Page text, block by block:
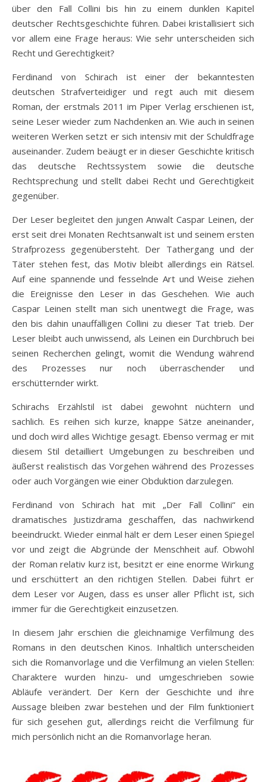
über den Fall Collini bis hin zu einem dunklen Kapitel
deutscher Rechtsgeschichte führen. Dabei kristallisiert sich
vor allem eine Frage heraus: Wie sehr unterscheiden sich
Recht und Gerechtigkeit?
Ferdinand von Schirach ist einer der bekanntesten
deutschen Strafverteidiger und regt auch mit diesem
Roman, der erstmals 2011 im Piper Verlag erschienen ist,
seine Leser wieder zum Nachdenken an. Wie auch in seinen
weiteren Werken setzt er sich intensiv mit der Schuldfrage
auseinander. Zudem beäugt er in dieser Geschichte kritisch
das deutsche Rechtssystem sowie die deutsche
Rechtsprechung und stellt dabei Recht und Gerechtigkeit
gegenüber.
Der Leser begleitet den jungen Anwalt Caspar Leinen, der
erst seit drei Monaten Rechtsanwalt ist und seinem ersten
Strafprozess gegenübersteht. Der Tathergang und der
Täter stehen fest, das Motiv bleibt allerdings ein Rätsel.
Auf eine spannende und fesselnde Art und Weise ziehen
die Ereignisse den Leser in das Geschehen. Wie auch
Caspar Leinen stellt man sich unentwegt die Frage, was
den bis dahin unauffälligen Collini zu dieser Tat trieb. Der
Leser bleibt auch unwissend, als Leinen ein Durchbruch bei
seinen Recherchen gelingt, womit die Wendung während
des Prozesses nur noch überraschender und
erschütternder wirkt.
Schirachs Erzählstil ist dabei gewohnt nüchtern und
sachlich. Es reihen sich kurze, knappe Sätze aneinander,
und doch wird alles Wichtige gesagt. Ebenso vermag er mit
diesem Stil detailliert Umgebungen zu beschreiben und
äußerst realistisch das Vorgehen während des Prozesses
oder auch Vorgängen wie einer Obduktion darzulegen.
Ferdinand von Schirach hat mit „Der Fall Collini“ ein
dramatisches Justizdrama geschaffen, das nachwirkend
beeindruckt. Wieder einmal hält er dem Leser einen Spiegel
vor und zeigt die Abgründe der Menschheit auf. Obwohl
der Roman relativ kurz ist, besitzt er eine enorme Wirkung
und erschüttert an den richtigen Stellen. Dabei führt er
dem Leser vor Augen, dass es unser aller Pflicht ist, sich
immer für die Gerechtigkeit einzusetzen.
In diesem Jahr erschien die gleichnamige Verfilmung des
Romans in den deutschen Kinos. Inhaltlich unterscheiden
sich die Romanvorlage und die Verfilmung an vielen Stellen:
Charaktere wurden hinzu- und umgeschrieben sowie
Abläufe verändert. Der Kern der Geschichte und ihre
Aussage bleiben zwar bestehen und der Film funktioniert
für sich gesehen gut, allerdings reicht die Verfilmung für
mich persönlich nicht an die Romanvorlage heran.